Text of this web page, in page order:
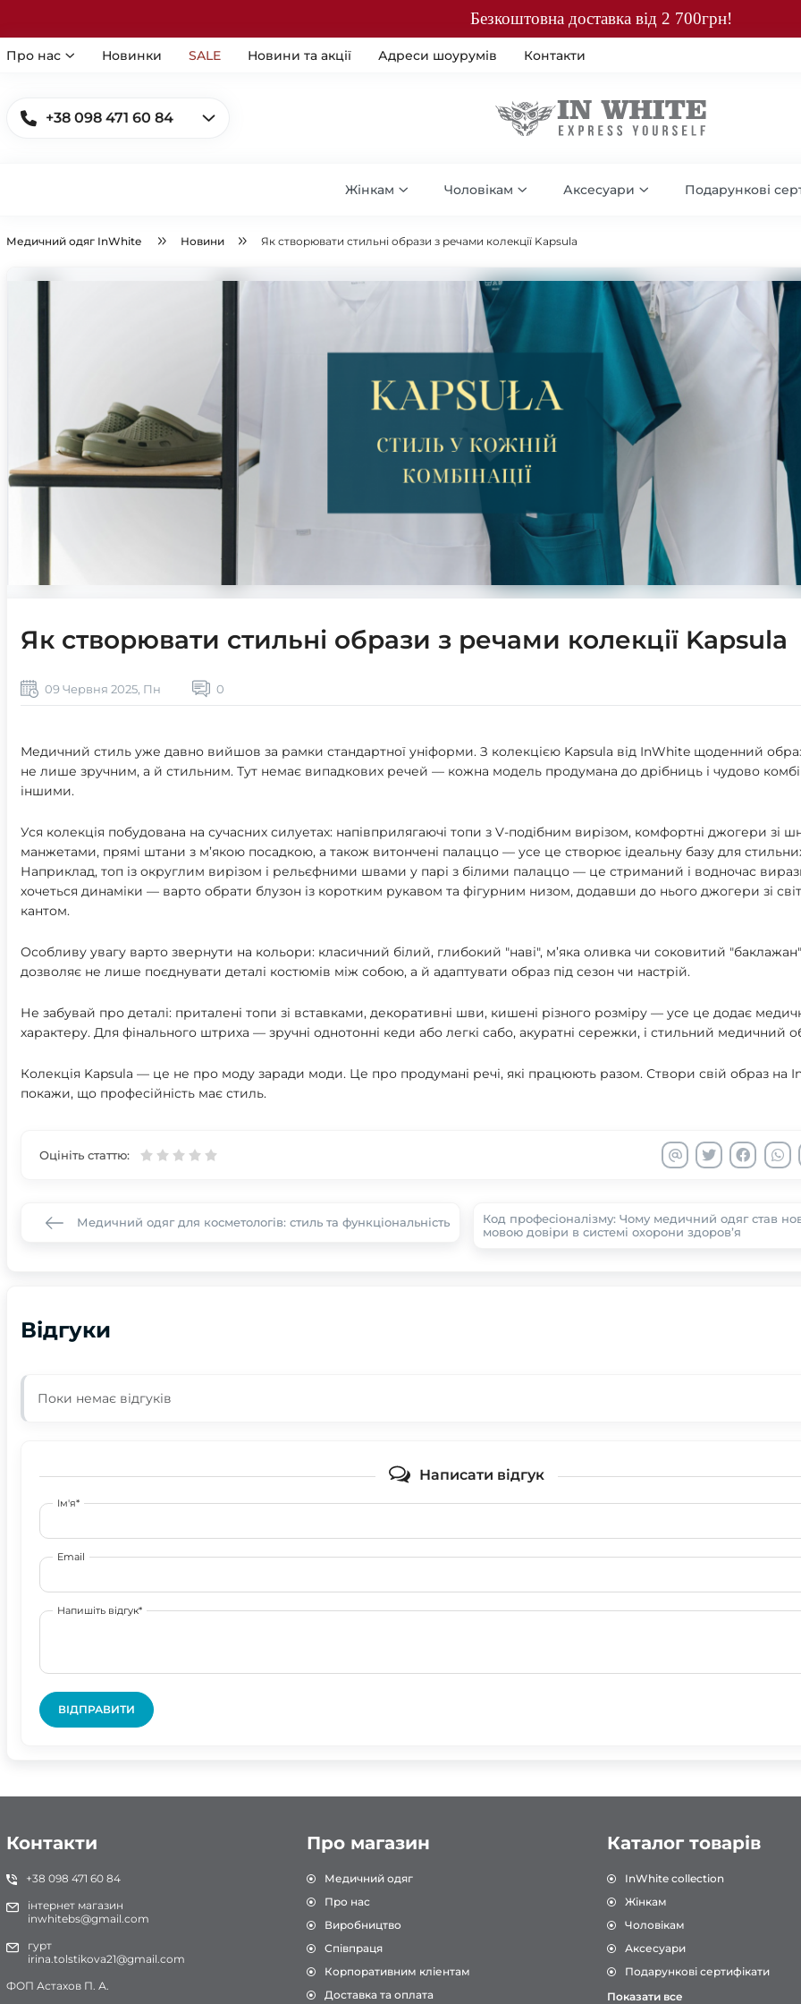
Безкоштовна доставка від 2 700грн!
Про нас Новинки SALE Новини та акції Адреси шоурумів Контакти
+38 098 471 60 84
Жінкам Чоловікам Аксесуари Подарункові
Медичний одяг InWhite Новини Як створювати стильні образи з речами колекції Kapsula
Як створювати стильні образи з речами колекції Kapsula
09 Червня 2025, Пн 0
Медичний стиль уже давно вийшов за рамки стандартної уніформи. З колекцією Kapsula від InWhite щоденний
не лише зручним, а й стильним. Тут немає випадкових речей — кожна модель продумана до дрібниць і чудово
іншими.
Уся колекція побудована на сучасних силуетах: напівприлягаючі топи з V-подібним вирізом, комфортні джогери зі
манжетами, прямі штани з м’якою посадкою, а також витончені палаццо — усе це створює ідеальну базу для
Наприклад, топ із округлим вирізом і рельєфними швами у парі з білими палаццо — це стриманий і водночас
хочеться динаміки — варто обрати блузон із коротким рукавом та фігурним низом, додавши до нього джогери зі
кантом.
Особливу увагу варто звернути на кольори: класичний білий, глибокий "наві", м’яка оливка чи соковитий
дозволяє не лише поєднувати деталі костюмів між собою, а й адаптувати образ під сезон чи настрій.
Не забувай про деталі: приталені топи зі вставками, декоративні шви, кишені різного розміру — усе це додає
характеру. Для фінального штриха — зручні однотонні кеди або легкі сабо, акуратні сережки, і стильний медичний
Колекція Kapsula — це не про моду заради моди. Це про продумані речі, які працюють разом. Створи свій образ на
покажи, що професійність має стиль.
Оцініть статтю:
Медичний одяг для косметологів: стиль та функціональність
Код професіоналізму: Чому медичний одяг став
мовою довіри в системі охорони здоров’я
Відгуки
Поки немає відгуків
Написати відгук
Ім'я*
Email
Напишіть відгук*
ВІДПРАВИТИ
Контакти
+38 098 471 60 84
інтернет магазин
inwhitebs@gmail.com
гурт
irina.tolstikova21@gmail.com
ФОП Астахов П. А.
Про магазин
Медичний одяг
Про нас
Виробництво
Співпраця
Корпоративним кліентам
Доставка та оплата
Каталог товарів
InWhite collection
Жінкам
Чоловікам
Аксесуари
Подарункові сертифікати
Показати все